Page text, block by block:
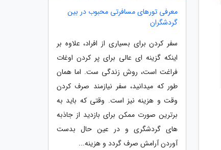
معرفی تورهای مسافرتی محبوب در بین
گردشگران
سفر کردن برای بسیاری از افراد، علاوه بر
اینکه گزینه ای عالی برای پر کردن اوغات
فراغت است، روش زندگی ست. اما همان
طور که میدانید، سفر نیازمند صرف کردن
وقت و هزینه نیز است. وقتی که باید به
برترین صورت ممکن برای بازدید از جاذبه
های گردشگری و در عین حال بدست
آوردن آرامش صرف گردد و هزینه...